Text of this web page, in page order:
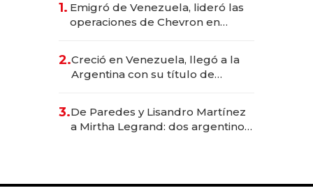
1. Emigró de Venezuela, lideró las
operaciones de Chevron en
2.Creció en Venezuela, llegó a la
Argentina con su título de
las marcas "fast premium"
3.De Paredes y Lisandro Martínez
a Mirtha Legrand: dos argentinos